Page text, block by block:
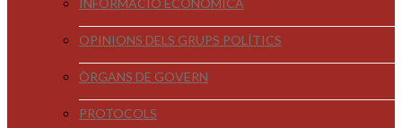
INFORMACIÓ ECONÒMICA
OPINIONS DELS GRUPS POLÍTICS
ÒRGANS DE GOVERN
PROTOCOLS